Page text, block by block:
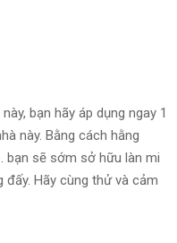
bạn hãy áp dụng ngay 1
này. Bằng cách hằng
bạn sẽ sớm sở hữu làn mi
Hãy cùng thử và cảm